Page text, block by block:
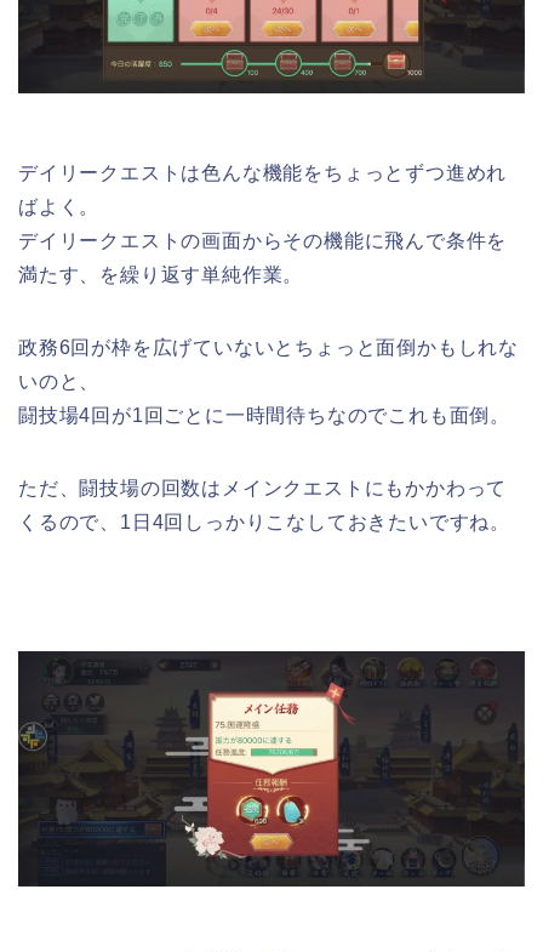
デイリークエストは色んな機能をちょっとずつ進めれ
ばよく。
デイリークエストの画面からその機能に飛んで条件を
満たす、を繰り返す単純作業。
政務6回が枠を広げていないとちょっと面倒かもしれな
いのと、
闘技場4回が1回ごとに一時間待ちなのでこれも面倒。
ただ、闘技場の回数はメインクエストにもかかわって
くるので、1日4回しっかりこなしておきたいですね。